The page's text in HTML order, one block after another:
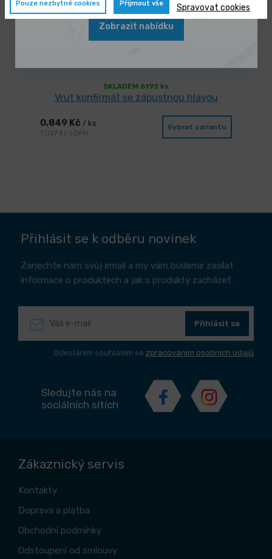
SKLADEM 6193 ks
Vrut konfirmát se zápustnou hlavou
0,849 Kč / ks
1,027 Kč s DPH
Vybrat variantu
Přihlásit se k odběru novinek
Zanechte nám svůj email a my vám budeme zasílat
informace o produktech a jak s produkty zacházet.
Přihlásit se
Odesláním souhlasím se zpracováním osobních údajů
Sledujte nás na
sociálních sítích
Zákaznický servis
Kontakty
Doprava a platba
Obchodní podmínky
Odstoupení od smlouvy
Pouze nezbytné cookies Přijmout vše Spravovat cookies
Zobrazit nabídku